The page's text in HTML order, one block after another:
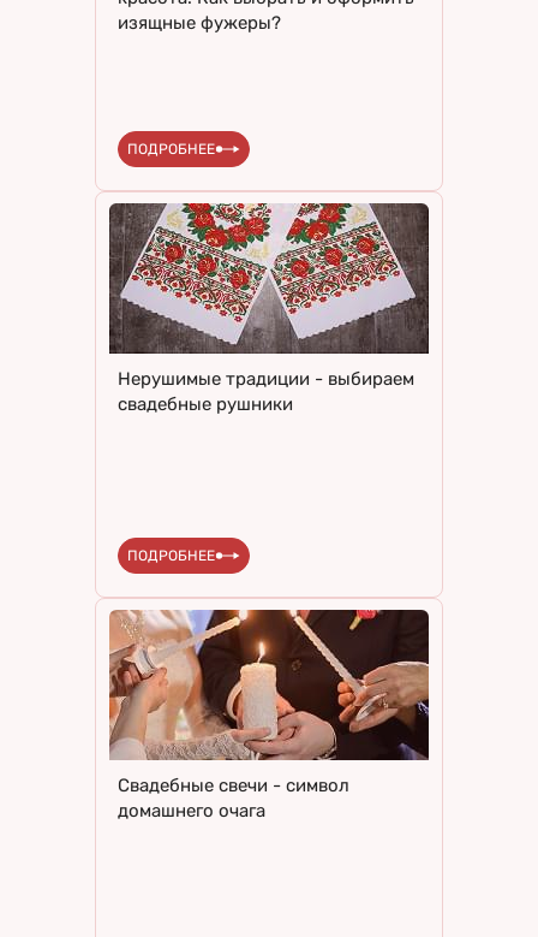
изящные фужеры?
ПОДРОБНЕЕ
Нерушимые традиции - выбираем
свадебные рушники
ПОДРОБНЕЕ
Свадебные свечи - символ
домашнего очага